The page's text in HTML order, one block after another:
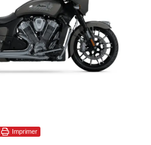
Imprimer